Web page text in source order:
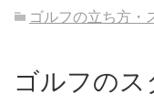
ゴルフの立ち方・
ゴルフの